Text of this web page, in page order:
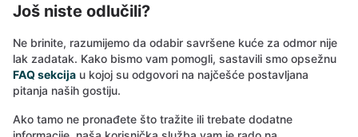
Još niste odlučili?
Ne brinite, razumijemo da odabir savršene kuće za odmor nije
lak zadatak. Kako bismo vam pomogli, sastavili smo opsežnu
FAQ sekcija u kojoj su odgovori na najčešće postavljana
pitanja naših gostiju.
Ako tamo ne pronađete što tražite ili trebate dodatne